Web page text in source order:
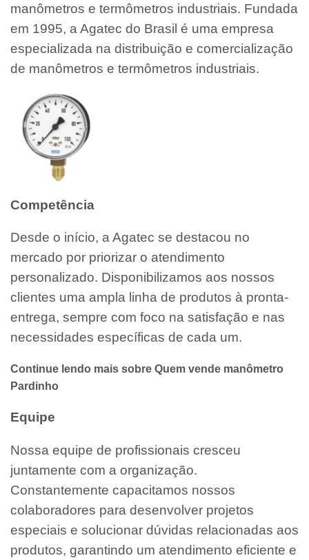
manômetros e termômetros industriais. Fundada
em 1995, a Agatec do Brasil é uma empresa
especializada na distribuição e comercialização
de manômetros e termômetros industriais.
Competência
Desde o início, a Agatec se destacou no
mercado por priorizar o atendimento
personalizado. Disponibilizamos aos nossos
clientes uma ampla linha de produtos à pronta-
entrega, sempre com foco na satisfação e nas
necessidades específicas de cada um.
Continue lendo mais sobre Quem vende manômetro
Pardinho
Equipe
Nossa equipe de profissionais cresceu
juntamente com a organização.
Constantemente capacitamos nossos
colaboradores para desenvolver projetos
especiais e solucionar dúvidas relacionadas aos
produtos, garantindo um atendimento eficiente e